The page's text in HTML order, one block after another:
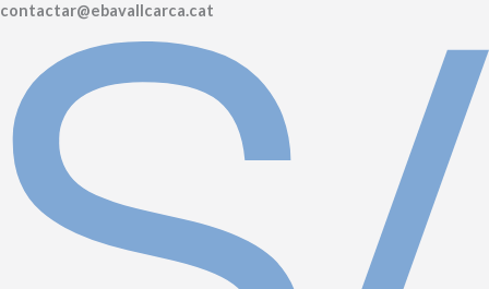
contactar@ebavallcarca.cat